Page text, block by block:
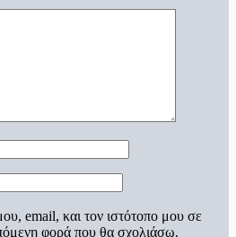
email, και τον ιστότοπο μου σε
φορά που θα σχολιάσω.